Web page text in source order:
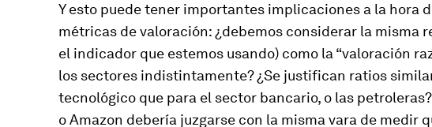
Y esto puede tener importantes implicaciones a la hora
métricas de valoración: ¿debemos considerar la misma
el indicador que estemos usando) como la “valoración
los sectores indistintamente? ¿Se justifican ratios
tecnológico que para el sector bancario, o las petroleras?
o Amazon debería juzgarse con la misma vara de medir